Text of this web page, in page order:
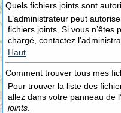
Quels fichiers joints sont
L’administrateur peut
fichiers joints. Si vous n’êtes
chargé, contactez
Haut
Comment trouver tous mes
Pour trouver la liste des
allez dans votre panneau de
joints